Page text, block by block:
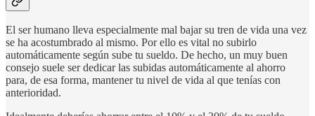
El ser humano lleva especialmente mal bajar su tren de vida una vez
se ha acostumbrado al mismo. Por ello es vital no subirlo
automáticamente según sube tu sueldo. De hecho, un muy buen
consejo suele ser dedicar las subidas automáticamente al ahorro
para, de esa forma, mantener tu nivel de vida al que tenías con
anterioridad.